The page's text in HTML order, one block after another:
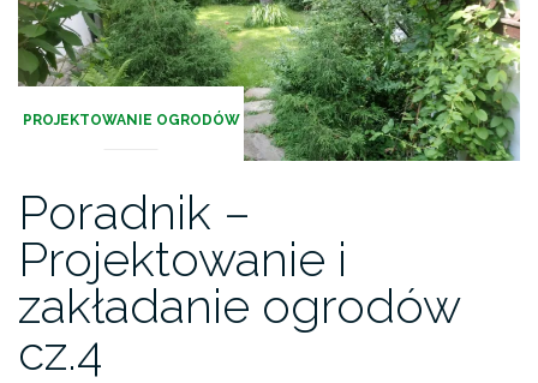
PROJEKTOWANIE OGRODÓW
Poradnik –
Projektowanie i
zakładanie ogrodów
cz.4